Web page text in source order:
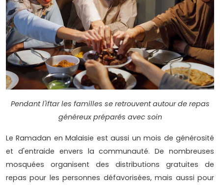
Pendant l'iftar les familles se retrouvent autour de repas
généreux préparés avec soin
Le Ramadan en Malaisie est aussi un mois de générosité
et d'entraide envers la communauté. De nombreuses
mosquées organisent des distributions gratuites de
repas pour les personnes défavorisées, mais aussi pour